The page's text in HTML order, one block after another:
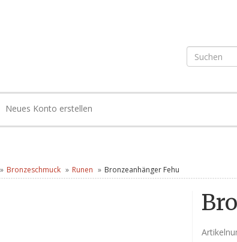
Neues Konto erstellen
Bronzeschmuck Runen Bronzeanhänger Fehu